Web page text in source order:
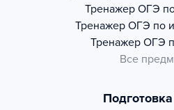
Тренажер ОГЭ
Тренажер ОГЭ по
Тренажер ОГЭ
Все